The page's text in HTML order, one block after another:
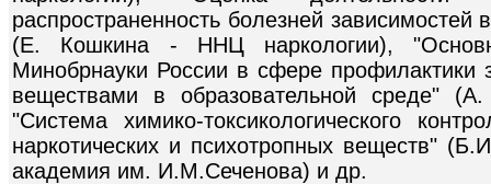
распространенность болезней
(Е. Кошкина - ННЦ наркологии),
Минобрнауки России в сфере профилактики
веществами в образовательной среде"
"Система химико-токсикологического
наркотических и психотропных веществ"
академия им. И.М.Сеченова) и др.